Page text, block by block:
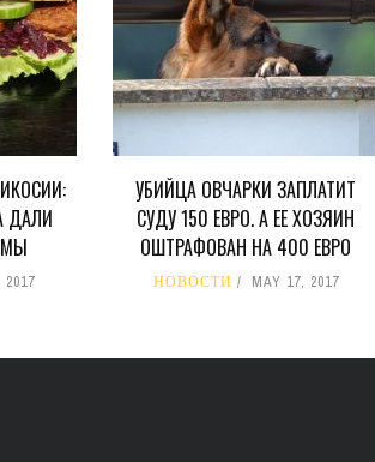
ДАЛИ
2017
УБИЙЦА ОВЧАРКИ ЗАПЛАТИТ
СУДУ 150 ЕВРО. А ЕЕ ХОЗЯИН
ОШТРАФОВАН НА 400 ЕВРО
НОВОСТИ MAY 17, 2017
БИЗНЕС JUL 28, 2026